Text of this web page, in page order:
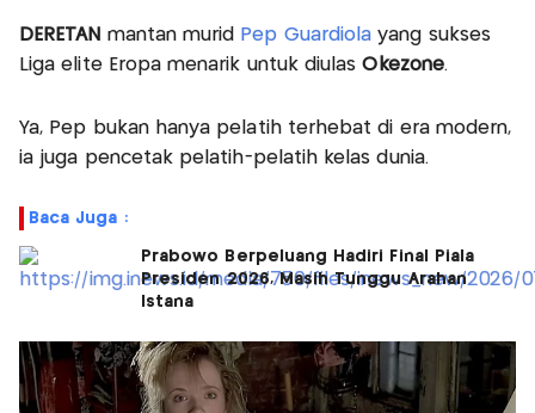
DERETAN mantan murid Pep Guardiola yang sukses
Liga elite Eropa menarik untuk diulasOkezone.
Ya, Pep bukan hanya pelatih terhebat di era modern,
ia juga pencetak pelatih-pelatih kelas dunia.
Baca Juga :
Prabowo Berpeluang Hadiri Final Piala
Presiden 2026, Masih Tunggu Arahan
Istana